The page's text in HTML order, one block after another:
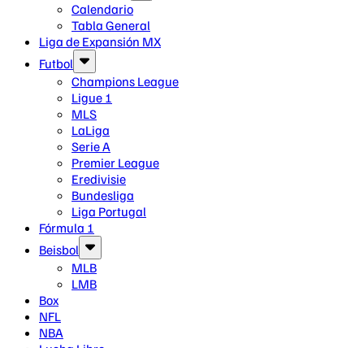
Calendario
Tabla General
Liga de Expansión MX
Futbol
Champions League
Ligue 1
MLS
LaLiga
Serie A
Premier League
Eredivisie
Bundesliga
Liga Portugal
Fórmula 1
Beisbol
MLB
LMB
Box
NFL
NBA